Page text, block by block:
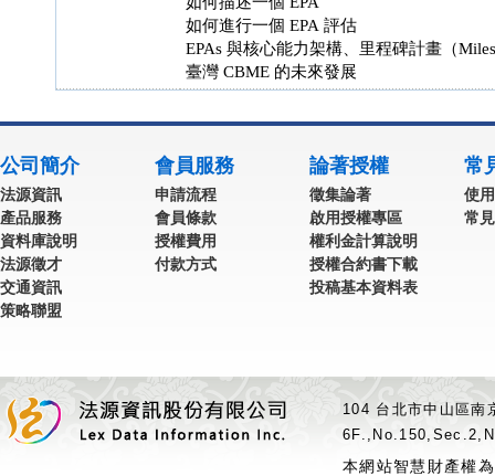
如何進行一個 EPA 評估
EPAs 與核心能力架構、里程碑計畫（
臺灣 CBME 的未來發展
公司簡介
法源資訊
產品服務
資料庫說明
法源徵才
交通資訊
策略聯盟
會員服務
申請流程
會員條款
授權費用
付款方式
論著授權
徵集論著
啟用授權專區
權利金計算說明
授權合約書下載
投稿基本資料表
常
使
常
104 台北市中山區
本網站智慧財產權